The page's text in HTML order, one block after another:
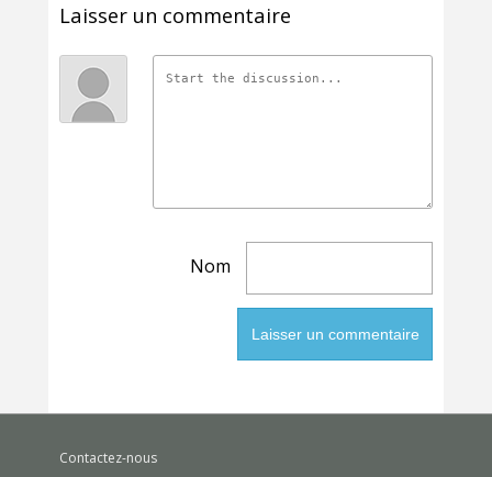
Laisser un commentaire
Nom
Contactez-nous